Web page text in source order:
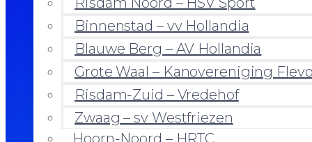
Binnenstad – vv Hollandia
Blauwe Berg – AV Hollandia
Grote Waal – Kanovereniging
Risdam-Zuid – Vredehof
Zwaag – sv Westfriezen